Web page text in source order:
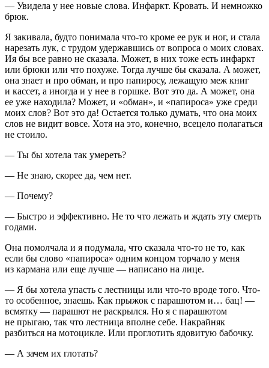
— Увидела у нее новые слова. Инфаркт. Кровать. И немножко
брюк.
Я закивала, будто понимала что-то кроме ее рук и ног, и стала
нарезать лук, с трудом удержавшись от вопроса о моих словах.
Ия бы все равно не сказала. Может, в них тоже есть инфаркт
или брюки или что похуже. Тогда лучше бы сказала. А может,
она знает и про обман, и про папиросу, лежащую меж книг
и кассет, а иногда и у нее в горшке. Вот это да. А может, она
ее уже находила? Может, и «обман», и «папироса» уже среди
моих слов? Вот это да! Остается только думать, что она моих
слов не видит вовсе. Хотя на это, конечно, всецело полагаться
не стоило.
— Ты бы хотела так умереть?
— Не знаю, скорее да, чем нет.
— Почему?
— Быстро и эффективно. Не то что лежать и ждать эту смерть
годами.
Она помолчала и я подумала, что сказала что-то не то, как
если бы слово «папироса» одним концом торчало у меня
из кармана или еще лучше — написано на лице.
— Я бы хотела упасть с лестницы или что-то вроде того. Что-
то особенное, знаешь. Как прыжок с парашютом и… бац! —
всмятку — парашют не раскрылся. Но я с парашютом
не прыгаю, так что лестница вполне себе. Накрайняк
разбиться на мотоцикле. Или проглотить ядовитую бабочку.
— А зачем их глотать?